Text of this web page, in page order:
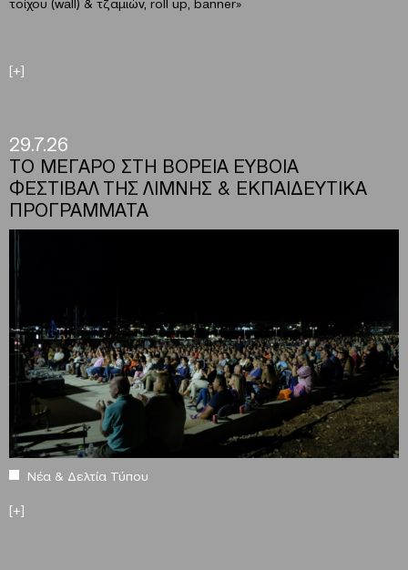
[+]
29.7.26
ΤΟ ΜΕΓΑΡΟ ΣΤΗ ΒΟΡΕΙΑ ΕΥΒΟΙΑ
ΦΕΣΤΙΒΑΛ ΤΗΣ ΛΙΜΝΗΣ & ΕΚΠΑΙΔΕΥΤΙΚΑ
ΠΡΟΓΡΑΜΜΑΤΑ
Νέα & Δελτία Τύπου
[+]